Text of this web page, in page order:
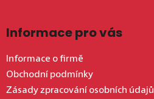
Informace pro vás
Informace o firmě
Obchodní podmínky
Zásady zpracování osobních údajů